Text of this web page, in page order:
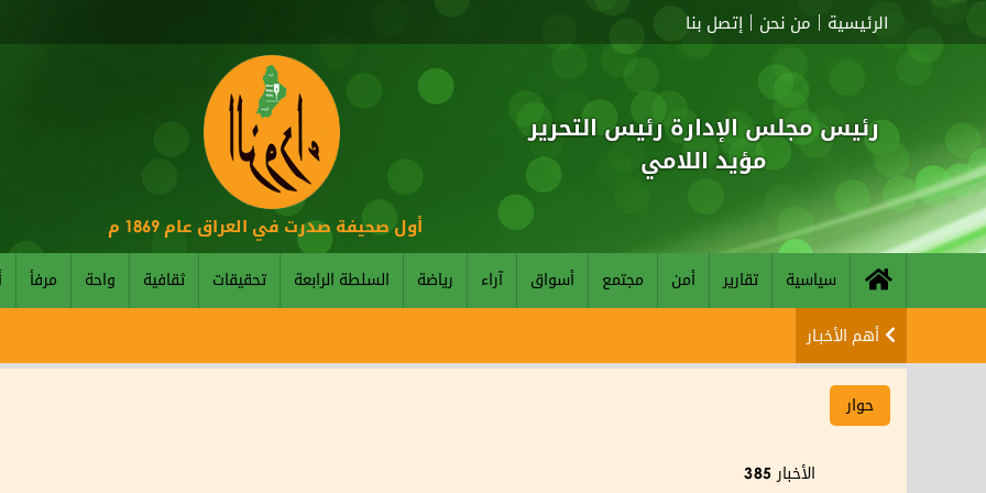
الرئيسية من نحن إتصل بنا
رئيس مجلس الإدارة رئيس التحرير
مؤيد اللامي
أول صحيفة صدرت في العراق عام 1869 م
سياسية تقارير أمن مجتمع أسواق آراء رياضة السلطة الرابعة تحقيقات ثقافية واحة مرفأ
أهم الأخبـار
حوار
الأخبار 385